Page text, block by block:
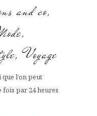
and co,
Voyage
l’on peut
fois par 24 heures